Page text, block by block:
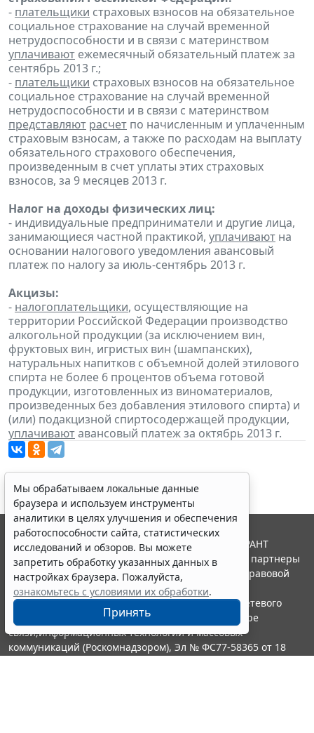
- плательщики страховых взносов на обязательное
социальное страхование на случай временной
нетрудоспособности и в связи с материнством
уплачивают ежемесячный обязательный платеж за
сентябрь 2013 г.;
- плательщики страховых взносов на обязательное
социальное страхование на случай временной
нетрудоспособности и в связи с материнством
представляют расчет по начисленным и уплаченным
страховым взносам, а также по расходам на выплату
обязательного страхового обеспечения,
произведенным в счет уплаты этих страховых
взносов, за 9 месяцев 2013 г.
Налог на доходы физических лиц:
- индивидуальные предприниматели и другие лица,
занимающиеся частной практикой, уплачивают на
основании налогового уведомления авансовый
платеж по налогу за июль-сентябрь 2013 г.
Акцизы:
- налогоплательщики, осуществляющие на
территории Российской Федерации производство
алкогольной продукции (за исключением вин,
фруктовых вин, игристых вин (шампанских),
натуральных напитков с объемной долей этилового
спирта не более 6 процентов объема готовой
продукции, изготовленных из виноматериалов,
произведенных без добавления этилового спирта) и
(или) подакцизной спиртосодержащей продукции,
уплачиваютавансовый платеж за октябрь 2013 г.
Мы обрабатываем локальные данные
браузера и используем инструменты
аналитики в целях улучшения и обеспечения
работоспособности сайта, статистических
исследований и обзоров. Вы можете
запретить обработку указанных данных в
настройках браузера. Пожалуйста,
ознакомьтесь с условиями их обработки.
Принять
© ООО "НПП "ГАРАНТ-СЕРВИС", 2026. Система ГАРАНТ
выпускается с 1990 года. Компания "Гарант" и ее партнеры
являются участниками Российской ассоциации правовой
информации ГАРАНТ.
Портал ГАРАНТ.РУ зарегистрирован в качестве сетевого
издания Федеральной службой по надзору в сфере
связи,информационных технологий и массовых
коммуникаций (Роскомнадзором), Эл № ФС77-58365 от 18